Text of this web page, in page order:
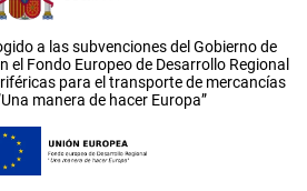
a las subvenciones del Gobierno de
el Fondo Europeo de Desarrollo Regional
para el transporte de mercancías
manera de hacer Europa”